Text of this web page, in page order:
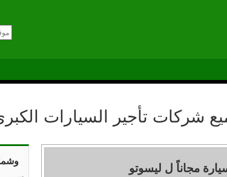
شركات تأجير السيارات
مجاناً ل ليسوتو